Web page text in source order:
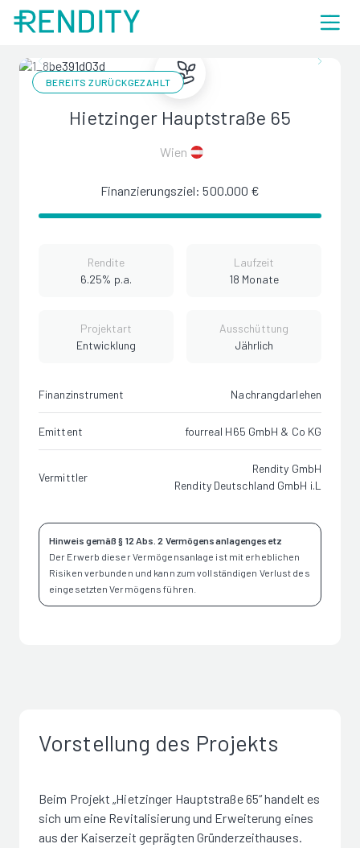
BEREITS ZURÜCKGEZAHLT
Hietzinger Hauptstraße 65
Wien
Finanzierungsziel: 500.000 €
Rendite
6.25% p.a.
Laufzeit
18 Monate
Projektart
Entwicklung
Ausschüttung
Jährlich
Finanzinstrument Nachrangdarlehen
Emittent fourreal H65 GmbH & Co KG
Vermittler
Rendity GmbH
Rendity Deutschland GmbH i.L
Hinweis gemäß § 12 Abs. 2 Vermögensanlagengesetz
Der Erwerb dieser Vermögensanlage ist mit erheblichen
Risiken verbunden und kann zum vollständigen Verlust des
eingesetzten Vermögens führen.
Vorstellung des Projekts
Beim Projekt „Hietzinger Hauptstraße 65“ handelt es
sich um eine Revitalisierung und Erweiterung eines
aus der Kaiserzeit geprägten Gründerzeithauses.